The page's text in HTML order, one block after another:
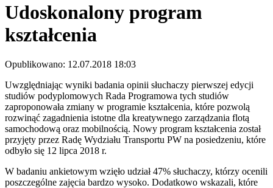
Udoskonalony program
kształcenia
Opublikowano: 12.07.2018 18:03
Uwzględniając wyniki badania opinii słuchaczy pierwszej edycji
studiów podyplomowych Rada Programowa tych studiów
zaproponowała zmiany w programie kształcenia, które pozwolą
rozwinąć zagadnienia istotne dla kreatywnego zarządzania flotą
samochodową oraz mobilnością. Nowy program kształcenia został
przyjęty przez Radę Wydziału Transportu PW na posiedzeniu, które
odbyło się 12 lipca 2018 r.
W badaniu ankietowym wzięło udział 47% słuchaczy, którzy ocenili
poszczególne zajęcia bardzo wysoko. Dodatkowo wskazali, które